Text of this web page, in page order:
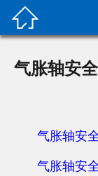

气胀轴安
气胀轴安
气胀轴安